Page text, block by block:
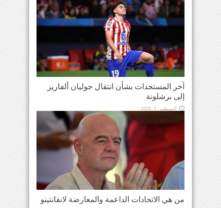
آخر المستجدات بشأن انتقال جوليان ألفاريز
إلى برشلونة
أغسطس 9, 2026
من هي الاتحادات الداعمة والمعارضة لانفانتينو